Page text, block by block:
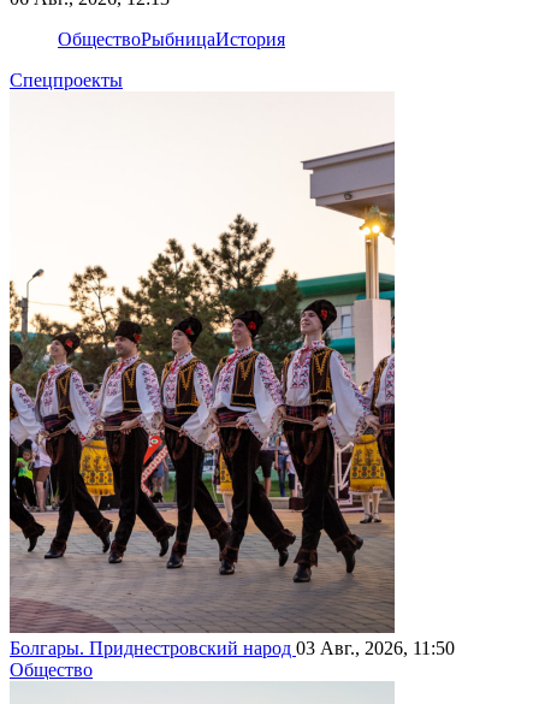
ОбществоРыбницаИстория
Спецпроекты
Болгары. Приднестровский народ 03 Авг., 2026, 11:50
Общество